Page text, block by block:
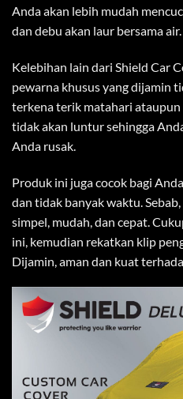
Anda akan lebih mudah
dan debu akan laur bersama air.
Kelebihan lain dari Shield Car
pewarna khusus yang dijamin
terkena terik matahari
tidak akan luntur sehingga
Anda rusak.
Produk ini juga cocok bagi
dan tidak banyak waktu.
simpel, mudah, dan cepat.
ini, kemudian rekatkan klip
Dijamin, aman dan kuat